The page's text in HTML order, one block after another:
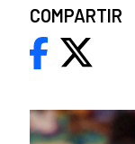
COMPARTIR